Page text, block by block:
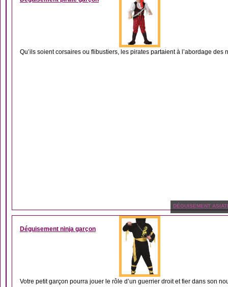
Qu’ils soient corsaires ou flibustiers, les pirates partaient à l’abordage des
DÉGUISEMENT
Déguisement ninja garçon
Votre petit garçon pourra jouer le rôle d’un guerrier droit et fier dans son